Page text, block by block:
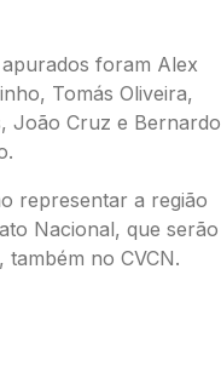
foram Alex
Tomás Oliveira,
João Cruz e Bernardo
representar a região
Nacional, que serão
também no CVCN.